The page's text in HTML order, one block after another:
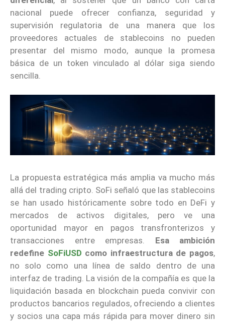
nacional puede ofrecer confianza, seguridad y
supervisión regulatoria de una manera que los
proveedores actuales de stablecoins no pueden
presentar del mismo modo, aunque la promesa
básica de un token vinculado al dólar siga siendo
sencilla.
La propuesta estratégica más amplia va mucho más
allá del trading cripto. SoFi señaló que las stablecoins
se han usado históricamente sobre todo en DeFi y
mercados de activos digitales, pero ve una
oportunidad mayor en pagos transfronterizos y
transacciones entre empresas. Esa ambición
redefine SoFiUSD como infraestructura de pagos,
no solo como una línea de saldo dentro de una
interfaz de trading. La visión de la compañía es que la
liquidación basada en blockchain pueda convivir con
productos bancarios regulados, ofreciendo a clientes
y socios una capa más rápida para mover dinero sin